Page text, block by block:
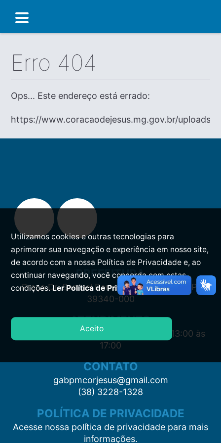
Erro 404
Ops... Este endereço está errado:
https://www.coracaodejesus.mg.gov.br/uploads/
PREFEITURA
Praça Dr. Samuel Barreto, s/n, Centro CEP:
39340-000
ATENDIMENTO
Segunda à Sexta: 7:00 às 11:00 e das 13:00 às
17:00
CONTATO
gabpmcorjesus@gmail.com
(38) 3228-1328
POLÍTICA DE PRIVACIDADE
Acesse nossa política de privacidade para mais
informações.
Utilizamos cookies e outras tecnologias para
aprimorar sua navegação e experiência em nosso site,
de acordo com a nossa Política de Privacidade e, ao
continuar navegando, você concorda com estas
condições.Ler Política de Privacidade.
Aceito